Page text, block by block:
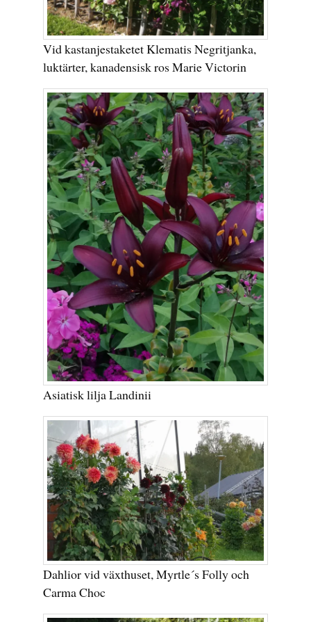
Vid kastanjestaketet Klematis Negritjanka,
luktärter, kanadensisk ros Marie Victorin
Asiatisk lilja Landinii
Dahlior vid växthuset, Myrtle´s Folly och
Carma Choc